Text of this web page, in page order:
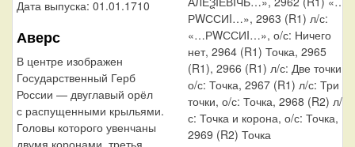
Дата выпуска: 01.01.1710
Аверс
В центре изображен
Государственный Герб
России — двуглавый орёл
с распущенными крыльями.
Головы которого увенчаны
двумя коронами, третья,
РWССИI…», 2963 (R1) л/с:
«…РWССИI…», о/с: Ничего
нет, 2964 (R1) Точка, 2965
(R1), 2966 (R1) л/с: Две точки,
о/с: Точка, 2967 (R1) л/с: Три
точки, о/с: Точка, 2968 (R2) л/
с: Точка и корона, о/с: Точка,
2969 (R2) Точка